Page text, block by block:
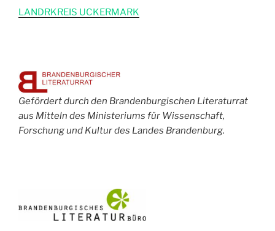
LANDRKREIS UCKERMARK
Gefördert durch den Brandenburgischen Literaturrat
aus Mitteln des Ministeriums für Wissenschaft,
Forschung und Kultur des Landes Brandenburg.